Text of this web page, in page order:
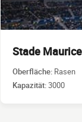
Stade
Oberfläche: Rasen
Kapazität:3000